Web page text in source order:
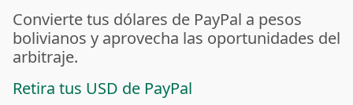
Convierte tus dólares de PayPal a pesos
bolivianos y aprovecha las oportunidades del
arbitraje.
Retira tus USD de PayPal